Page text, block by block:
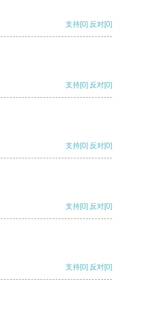
支持[0] 反对[0]
支持[0] 反对[0]
支持[0] 反对[0]
支持[0] 反对[0]
支持[0] 反对[0]